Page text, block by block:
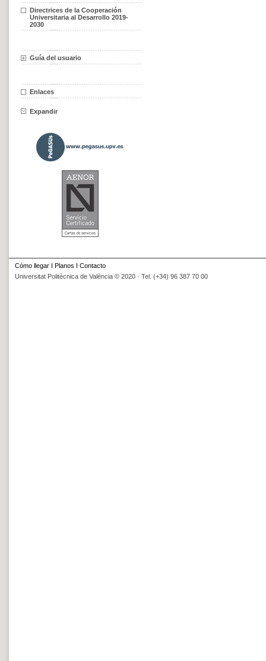
Directrices de la Cooperación
Universitaria al Desarrollo 2019-
2030
Guía del usuario
Enlaces
Expandir
Cómo llegar I Planos I Contacto
Universitat Politècnica de València © 2020 · Tel. (+34) 96 387 70 00